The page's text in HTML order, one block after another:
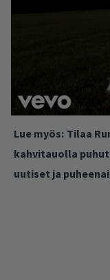
Lue myös: Tilaa
kahvitauolla
uutiset ja